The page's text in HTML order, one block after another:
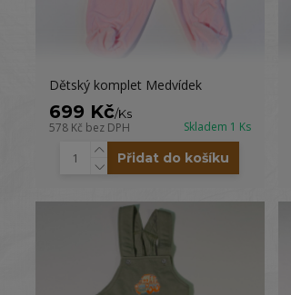
Dětský komplet Medvídek
699 Kč/Ks
578 Kč bez DPH Skladem 1 Ks
Přidat do košíku